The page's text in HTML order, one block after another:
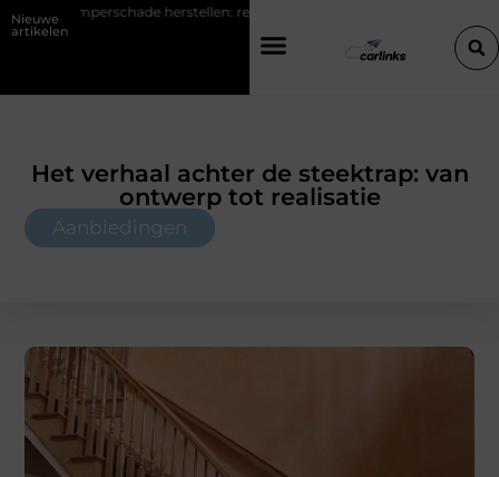
Nieuwe
artikelen
herstellen: repareren of de bumper vervangen?
Het verhaal achter de steektrap: van
ontwerp tot realisatie
Aanbiedingen